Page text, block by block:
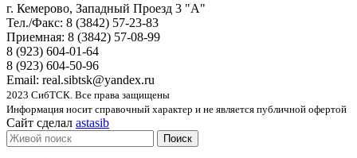
г. Кемерово, Западный Проезд 3 "А"
Тел./Факс: 8 (3842) 57-23-83
Приемная: 8 (3842) 57-08-99
8 (923) 604-01-64
8 (923) 604-50-96
Email: real.sibtsk@yandex.ru
2023 СибТСК. Все права защищены
Информация носит справочный характер и не является публичной офертой
Сайт сделал astasib
Поиск